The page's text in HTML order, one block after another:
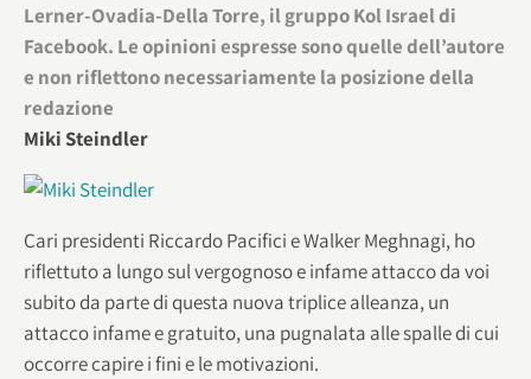
Lerner-Ovadia-Della Torre, il gruppo Kol Israel di
Facebook. Le opinioni espresse sono quelle dell’autore
e non riflettono necessariamente la posizione della
redazione
Miki Steindler
Cari presidenti Riccardo Pacifici e Walker Meghnagi, ho
riflettuto a lungo sul vergognoso e infame attacco da voi
subito da parte di questa nuova triplice alleanza, un
attacco infame e gratuito, una pugnalata alle spalle di cui
occorre capire i fini e le motivazioni.